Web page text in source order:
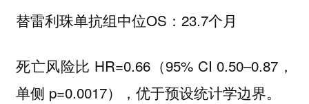
替雷利珠单抗组中位OS：23.7个月
死亡风险比 HR=0.66（95% CI 0.50–0.87，
单侧 p=0.0017），优于预设统计学边界。